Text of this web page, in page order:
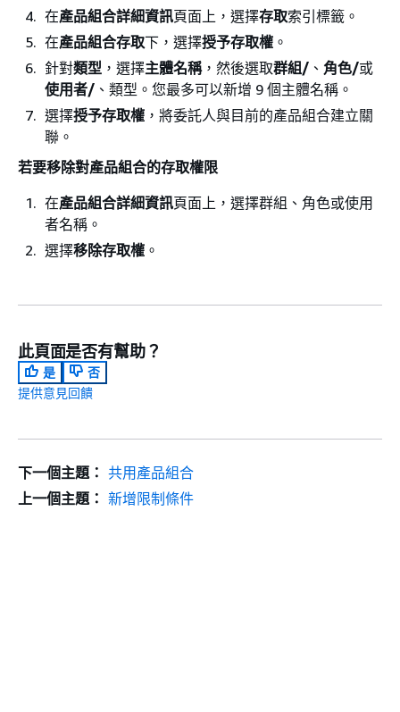
在產品組合詳細資訊頁面上，選擇存取索引標籤。
在產品組合存取下，選擇授予存取權 。
針對類型 ，選擇主體名稱，然後選取群組/ 、 角色/或
使用者/ 、類型。您最多可以新增 9 個主體名稱。
選擇授予存取權 ，將委託人與目前的產品組合建立關
聯。
若要移除對產品組合的存取權限
在產品組合詳細資訊頁面上，選擇群組、角色或使用
者名稱。
選擇移除存取權 。
此頁面是否有幫助？
是
否
提供意見回饋
下一個主題： 共用產品組合
上一個主題： 新增限制條件